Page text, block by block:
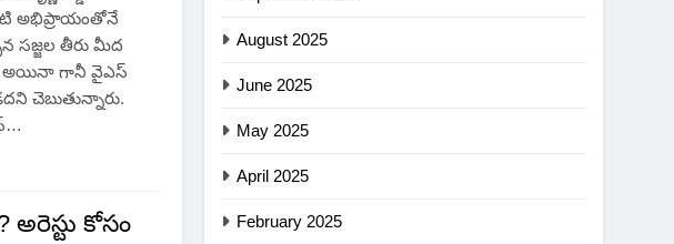
అభిప్రాయంతోనే
సజ్జల తీరు మీద
అయినా గానీ వైఎస్
చెబుతున్నారు.
కోసం
August 2025
June 2025
May 2025
April 2025
February 2025